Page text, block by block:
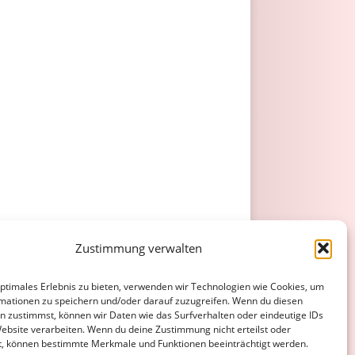
Zustimmung verwalten
Erlebnis zu bieten, verwenden wir Technologien wie Cookies, um
zu speichern und/oder darauf zuzugreifen. Wenn du diesen
zustimmst, können wir Daten wie das Surfverhalten oder eindeutige IDs
verarbeiten. Wenn du deine Zustimmung nicht erteilst oder
können bestimmte Merkmale und Funktionen beeinträchtigt werden.